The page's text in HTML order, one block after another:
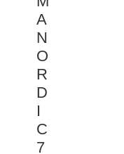
A
N
O
R
D
I
C
7